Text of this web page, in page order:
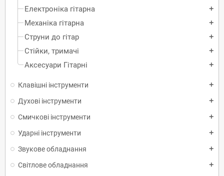
Електроніка гітарна add
Механіка гітарна add
Струни до гітар add
Стійки, тримачі add
Аксесуари Гітарні add
Клавішні інструменти add
Духові інструменти add
Смичкові інструменти add
Ударні інструменти add
Звукове обладнання add
Світлове обладнання add